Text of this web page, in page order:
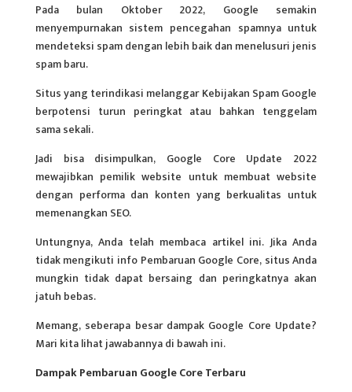
Pada bulan Oktober 2022, Google semakin
menyempurnakan sistem pencegahan spamnya untuk
mendeteksi spam dengan lebih baik dan menelusuri jenis
spam baru.
Situs yang terindikasi melanggar Kebijakan Spam Google
berpotensi turun peringkat atau bahkan tenggelam
sama sekali.
Jadi bisa disimpulkan, Google Core Update 2022
mewajibkan pemilik website untuk membuat website
dengan performa dan konten yang berkualitas untuk
memenangkan SEO.
Untungnya, Anda telah membaca artikel ini. Jika Anda
tidak mengikuti info Pembaruan Google Core, situs Anda
mungkin tidak dapat bersaing dan peringkatnya akan
jatuh bebas.
Memang, seberapa besar dampak Google Core Update?
Mari kita lihat jawabannya di bawah ini.
Dampak Pembaruan Google Core Terbaru